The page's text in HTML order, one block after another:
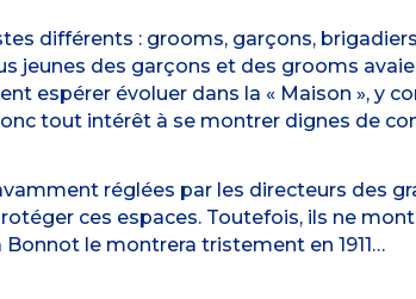
différents : grooms, garçons,
jeunes des garçons et des grooms
espérer évoluer dans la « Maison », y
tout intérêt à se montrer dignes de
réglées par les directeurs des
ces espaces. Toutefois, ils ne
le montrera tristement en 1911…